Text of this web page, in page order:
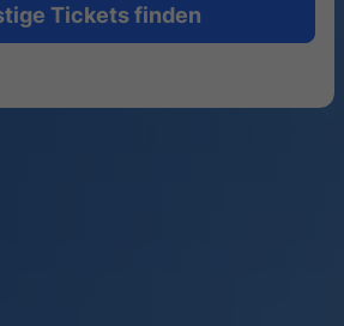
Tickets finden